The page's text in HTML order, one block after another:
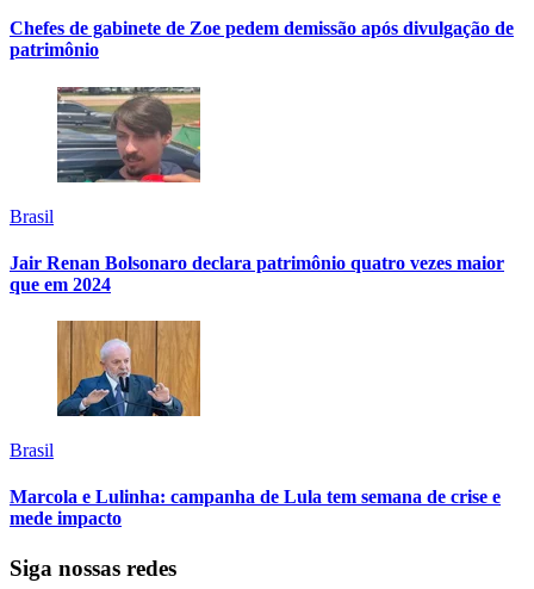
Chefes de gabinete de Zoe pedem demissão após divulgação de
patrimônio
Brasil
Jair Renan Bolsonaro declara patrimônio quatro vezes maior
que em 2024
Brasil
Marcola e Lulinha: campanha de Lula tem semana de crise e
mede impacto
Siga nossas redes